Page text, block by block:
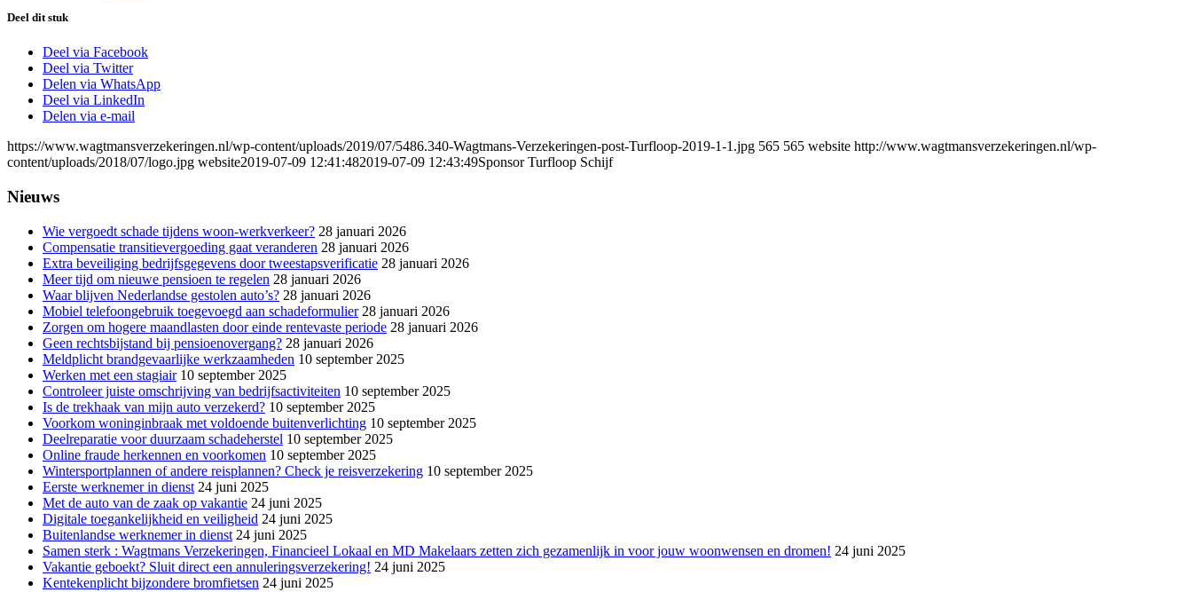
Deel dit stuk
Deel via Facebook
Deel via Twitter
Delen via WhatsApp
Deel via LinkedIn
Delen via e-mail
https://www.wagtmansverzekeringen.nl/wp-content/uploads/2019/07/5486.340-Wagtmans-Verzekeringen-post-Turfloop-2019-1-1.jpg 565 565 website http://www.wagtmansverzekeringen.nl/wp-
content/uploads/2018/07/logo.jpg website2019-07-09 12:41:482019-07-09 12:43:49Sponsor Turfloop Schijf
Nieuws
Wie vergoedt schade tijdens woon-werkverkeer? 28 januari 2026
Compensatie transitievergoeding gaat veranderen 28 januari 2026
Extra beveiliging bedrijfsgegevens door tweestapsverificatie 28 januari 2026
Meer tijd om nieuwe pensioen te regelen 28 januari 2026
Waar blijven Nederlandse gestolen auto’s? 28 januari 2026
Mobiel telefoongebruik toegevoegd aan schadeformulier 28 januari 2026
Zorgen om hogere maandlasten door einde rentevaste periode 28 januari 2026
Geen rechtsbijstand bij pensioenovergang? 28 januari 2026
Meldplicht brandgevaarlijke werkzaamheden 10 september 2025
Werken met een stagiair 10 september 2025
Controleer juiste omschrijving van bedrijfsactiviteiten 10 september 2025
Is de trekhaak van mijn auto verzekerd? 10 september 2025
Voorkom woninginbraak met voldoende buitenverlichting 10 september 2025
Deelreparatie voor duurzaam schadeherstel 10 september 2025
Online fraude herkennen en voorkomen 10 september 2025
Wintersportplannen of andere reisplannen? Check je reisverzekering 10 september 2025
Eerste werknemer in dienst 24 juni 2025
Met de auto van de zaak op vakantie 24 juni 2025
Digitale toegankelijkheid en veiligheid 24 juni 2025
Buitenlandse werknemer in dienst 24 juni 2025
Samen sterk : Wagtmans Verzekeringen, Financieel Lokaal en MD Makelaars zetten zich gezamenlijk in voor jouw woonwensen en dromen! 24 juni 2025
Vakantie geboekt? Sluit direct een annuleringsverzekering! 24 juni 2025
Kentekenplicht bijzondere bromfietsen 24 juni 2025